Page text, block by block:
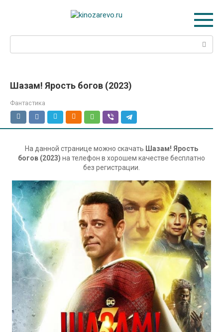
Шазам! Ярость богов (2023)
Фантастика
На данной странице можно скачать Шазам! Ярость
богов (2023) на телефон в хорошем качестве бесплатно
без регистрации.